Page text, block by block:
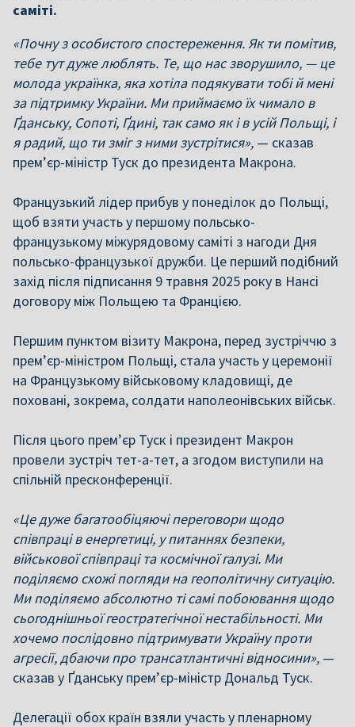
саміті.
«Почну з особистого спостереження. Як ти помітив,
тебе тут дуже люблять. Те, що нас зворушило, — це
молода українка, яка хотіла подякувати тобі й мені
за підтримку України. Ми приймаємо їх чимало в
Ґданську, Сопоті, Ґдині, так само як і в усій Польщі, і
я радий, що ти зміг з ними зустрітися», — сказав
прем’єр-міністр Туск до президента Макрона.
Французький лідер прибув у понеділок до Польщі,
щоб взяти участь у першому польсько-
французькому міжурядовому саміті з нагоди Дня
польсько-французької дружби. Це перший подібний
захід після підписання 9 травня 2025 року в Нансі
договору між Польщею та Францією.
Першим пунктом візиту Макрона, перед зустріччю з
прем’єр-міністром Польщі, стала участь у церемонії
на Французькому військовому кладовищі, де
поховані, зокрема, солдати наполеонівських військ.
Після цього прем’єр Туск і президент Макрон
провели зустріч тет-а-тет, а згодом виступили на
спільній пресконференції.
«Це дуже багатообіцяючі переговори щодо
співпраці в енергетиці, у питаннях безпеки,
військової співпраці та космічної галузі. Ми
поділяємо схожі погляди на геополітичну ситуацію.
Ми поділяємо абсолютно ті самі побоювання щодо
сьогоднішньої геостратегічної нестабільності. Ми
хочемо послідовно підтримувати Україну проти
агресії, дбаючи про трансатлантичні відносини», —
сказав у Ґданську прем’єр-міністр Дональд Туск.
Делегації обох країн взяли участь у пленарному